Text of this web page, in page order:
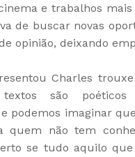
e trabalhos
de buscar novas
opinião, deixando
Charles
são
podemos imaginar
quem não tem
se tudo aquilo